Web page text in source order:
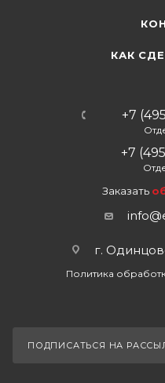
КАК
+7
+7
Заказать
г.
Политика
ПОДПИСАТЬСЯ НА